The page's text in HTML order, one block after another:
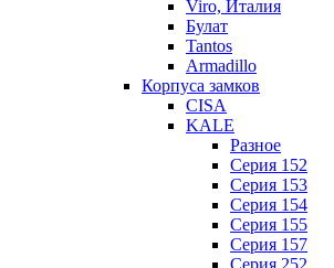
Viro, Италия
Булат
Tantos
Armadillo
Корпуса замков
CISA
KALE
Разное
Серия 152
Серия 153
Серия 154
Серия 155
Серия 157
Серия 252